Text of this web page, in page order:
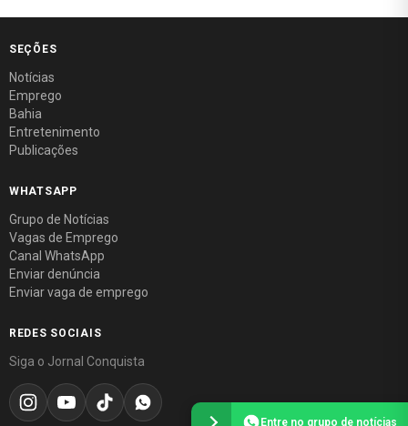
SEÇÕES
Notícias
Emprego
Bahia
Entretenimento
Publicações
WHATSAPP
Grupo de Notícias
Vagas de Emprego
Canal WhatsApp
Enviar denúncia
Enviar vaga de emprego
REDES SOCIAIS
Siga o Jornal Conquista
Entre no grupo de notícias